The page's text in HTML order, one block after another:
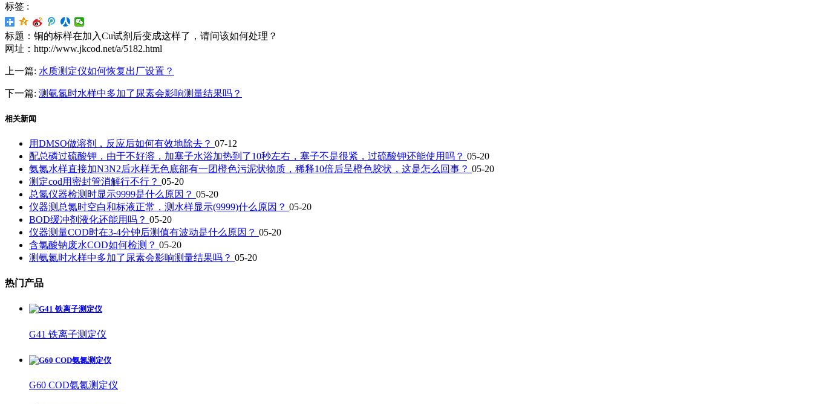
标签 :
标题：铜的标样在加入Cu试剂后变成这样了，请问该如何处理？
网址：http://www.jkcod.net/a/5182.html
上一篇: ​水质测定仪如何恢复出厂设置？
下一篇: 测氨氮时水样中多加了尿素会影响测量结果吗？
相关新闻
用DMSO做溶剂，反应后如何有效地除去？ 07-12
配总磷过硫酸钾，由于不好溶，加塞子水浴加热到了10秒左右，塞子不是很紧，过硫酸钾还能使用吗？ 05-20
氨氮水样直接加N3N2后水样无色底部有一团橙色污泥状物质，稀释10倍后呈橙色胶状，这是怎么回事？ 05-20
测定cod用密封管消解行不行？ 05-20
总氮仪器检测时显示9999是什么原因？ 05-20
仪器测总氮时空白和标液正常，测水样显示(9999)什么原因？ 05-20
BOD缓冲剂液化还能用吗？ 05-20
仪器测量COD时在3-4分钟后测值有波动是什么原因？ 05-20
含氯酸钠废水COD如何检测？ 05-20
测氨氮时水样中多加了尿素会影响测量结果吗？ 05-20
热门产品
G41 铁离子测定仪
G60 COD氨氮测定仪